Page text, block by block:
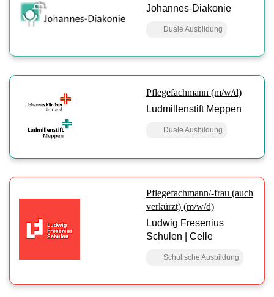
Johannes-Diakonie
Duale Ausbildung
Pflegefachmann (m/w/d)
Ludmillenstift Meppen
Duale Ausbildung
Pflegefachmann/-frau (auch
verkürzt) (m/w/d)
Ludwig Fresenius
Schulen | Celle
Schulische Ausbildung